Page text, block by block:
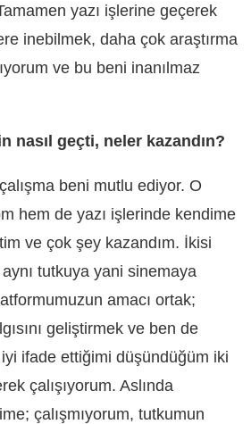
yazı işlerine geçerek
inebilmek, daha çok araştırma
ve bu beni inanılmaz
nasıl geçti, neler kazandın?
beni mutlu ediyor. O
hem de yazı işlerinde kendime
ve çok şey kazandım. İkisi
tutkuya yani sinemaya
amacı ortak;
geliştirmek ve ben de
ifade ettiğimi düşündüğüm iki
çalışıyorum. Aslında
çalışmıyorum, tutkumun